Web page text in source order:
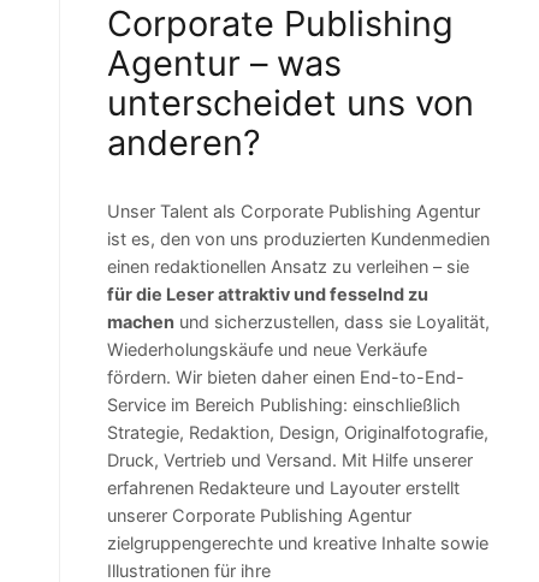
Corporate Publishing
Agentur – was
unterscheidet uns von
anderen?
Unser Talent als Corporate Publishing Agentur
ist es, den von uns produzierten Kundenmedien
einen redaktionellen Ansatz zu verleihen – sie
für die Leser attraktiv und fesselnd zu
machen und sicherzustellen, dass sie Loyalität,
Wiederholungskäufe und neue Verkäufe
fördern. Wir bieten daher einen End-to-End-
Service im Bereich Publishing: einschließlich
Strategie, Redaktion, Design, Originalfotografie,
Druck, Vertrieb und Versand. Mit Hilfe unserer
erfahrenen Redakteure und Layouter erstellt
unserer Corporate Publishing Agentur
zielgruppengerechte und kreative Inhalte sowie
Illustrationen für ihre